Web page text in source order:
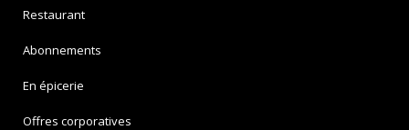
Restaurant
Abonnements
En épicerie
Offres corporatives